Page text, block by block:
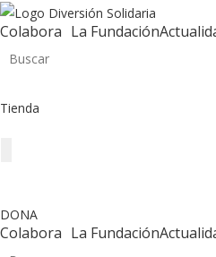
Ir
al
contenido
Colabora La Fundación
Tienda
DONA
Colabora La Fundación